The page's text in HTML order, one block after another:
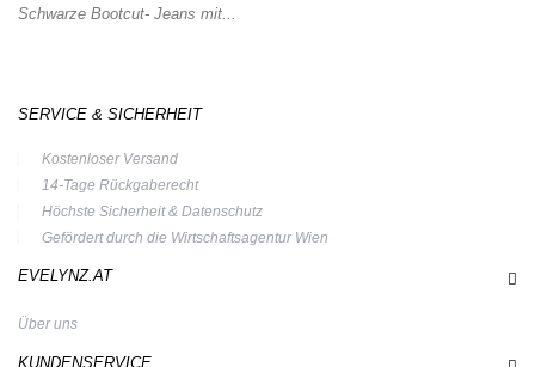
Schwarze Bootcut- Jeans mit...
SERVICE & SICHERHEIT
Kostenloser Versand
14-Tage Rückgaberecht
Höchste Sicherheit & Datenschutz
Gefördert durch die Wirtschaftsagentur Wien
EVELYNZ.AT
Über uns
KUNDENSERVICE